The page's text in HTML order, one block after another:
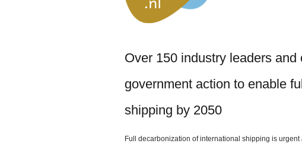
Over 150 industry leaders
government action to enable
shipping by 2050
Full decarbonization of international shipping is